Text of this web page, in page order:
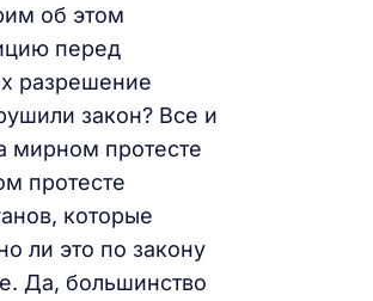
об этом
перед
разрешение
закон? Все и
мирном протесте
протесте
которые
ли это по закону
Да, большинство